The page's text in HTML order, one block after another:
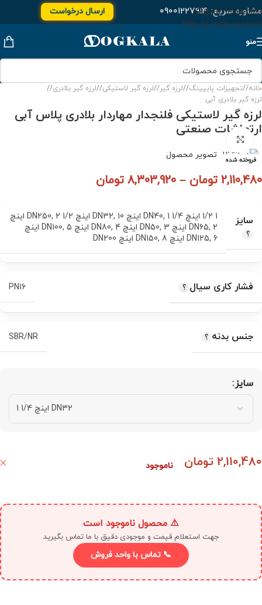
Skip to navigation
Skip to main content
مشاوره سریع:۰۹۰۰۱۲۲۷۹۱۴ ارسال درخواست
منو
خانه/ تجهیزات پایپینگ/ لرزه گیر/ لرزه گیر لاستیکی/ لرزه گیر بلادری/
لرزه گیر بلادری آبی
لرزه گیر لاستیکی فلنجدار مهاردار بلادری پلاس آبی
ارتعاشات صنعتی
فروخته شده
2,110,480 تومان –
8,303,920 تومان
سایز 1 1/2 اینچ DN40 , 1 1/4 اینچ DN32 , 10 اینچ DN250 ,
2 1/2 اینچ
DN65, 2 اینچ DN50 , 3 اینچ DN80 , 4 اینچ DN100 ,
5 اینچ
DN125, 6 اینچ DN150 , 8 اینچ DN200
فشار کاری سیال PN16
جنس بدنه SBR/NR
سایز
2,110,480 تومان ناموجود
⚠️ محصول ناموجود است
جهت استعلام قیمت و موجودی دقیق با ما تماس بگیرید
📞 تماس با واحد فروش